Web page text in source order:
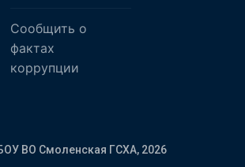
Сообщить о
фактах
коррупции
ВО Смоленская ГСХА, 2026